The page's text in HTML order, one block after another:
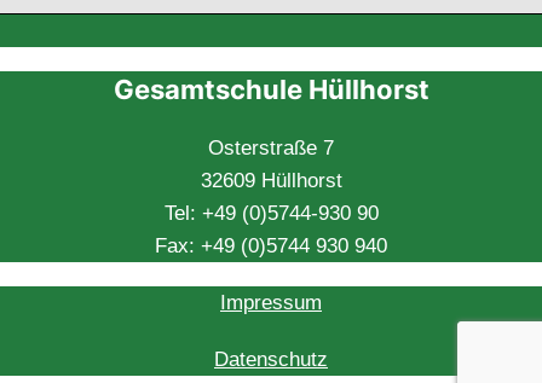
Gesamtschule Hüllhorst
Osterstraße 7
32609 Hüllhorst
Tel: +49 (0)5744-930 90
Fax: +49 (0)5744 930 940
Impressum
Datenschutz